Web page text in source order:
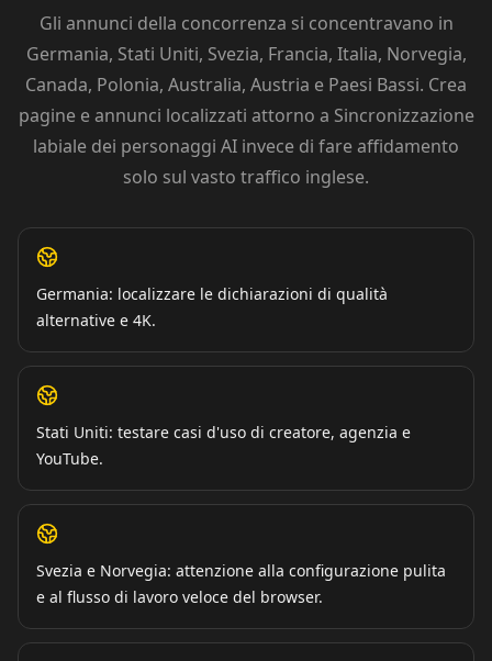
Gli annunci della concorrenza si concentravano in
Germania, Stati Uniti, Svezia, Francia, Italia, Norvegia,
Canada, Polonia, Australia, Austria e Paesi Bassi. Crea
pagine e annunci localizzati attorno a Sincronizzazione
labiale dei personaggi AI invece di fare affidamento
solo sul vasto traffico inglese.
Germania: localizzare le dichiarazioni di qualità
alternative e 4K.
Stati Uniti: testare casi d'uso di creatore, agenzia e
YouTube.
Svezia e Norvegia: attenzione alla configurazione pulita
e al flusso di lavoro veloce del browser.